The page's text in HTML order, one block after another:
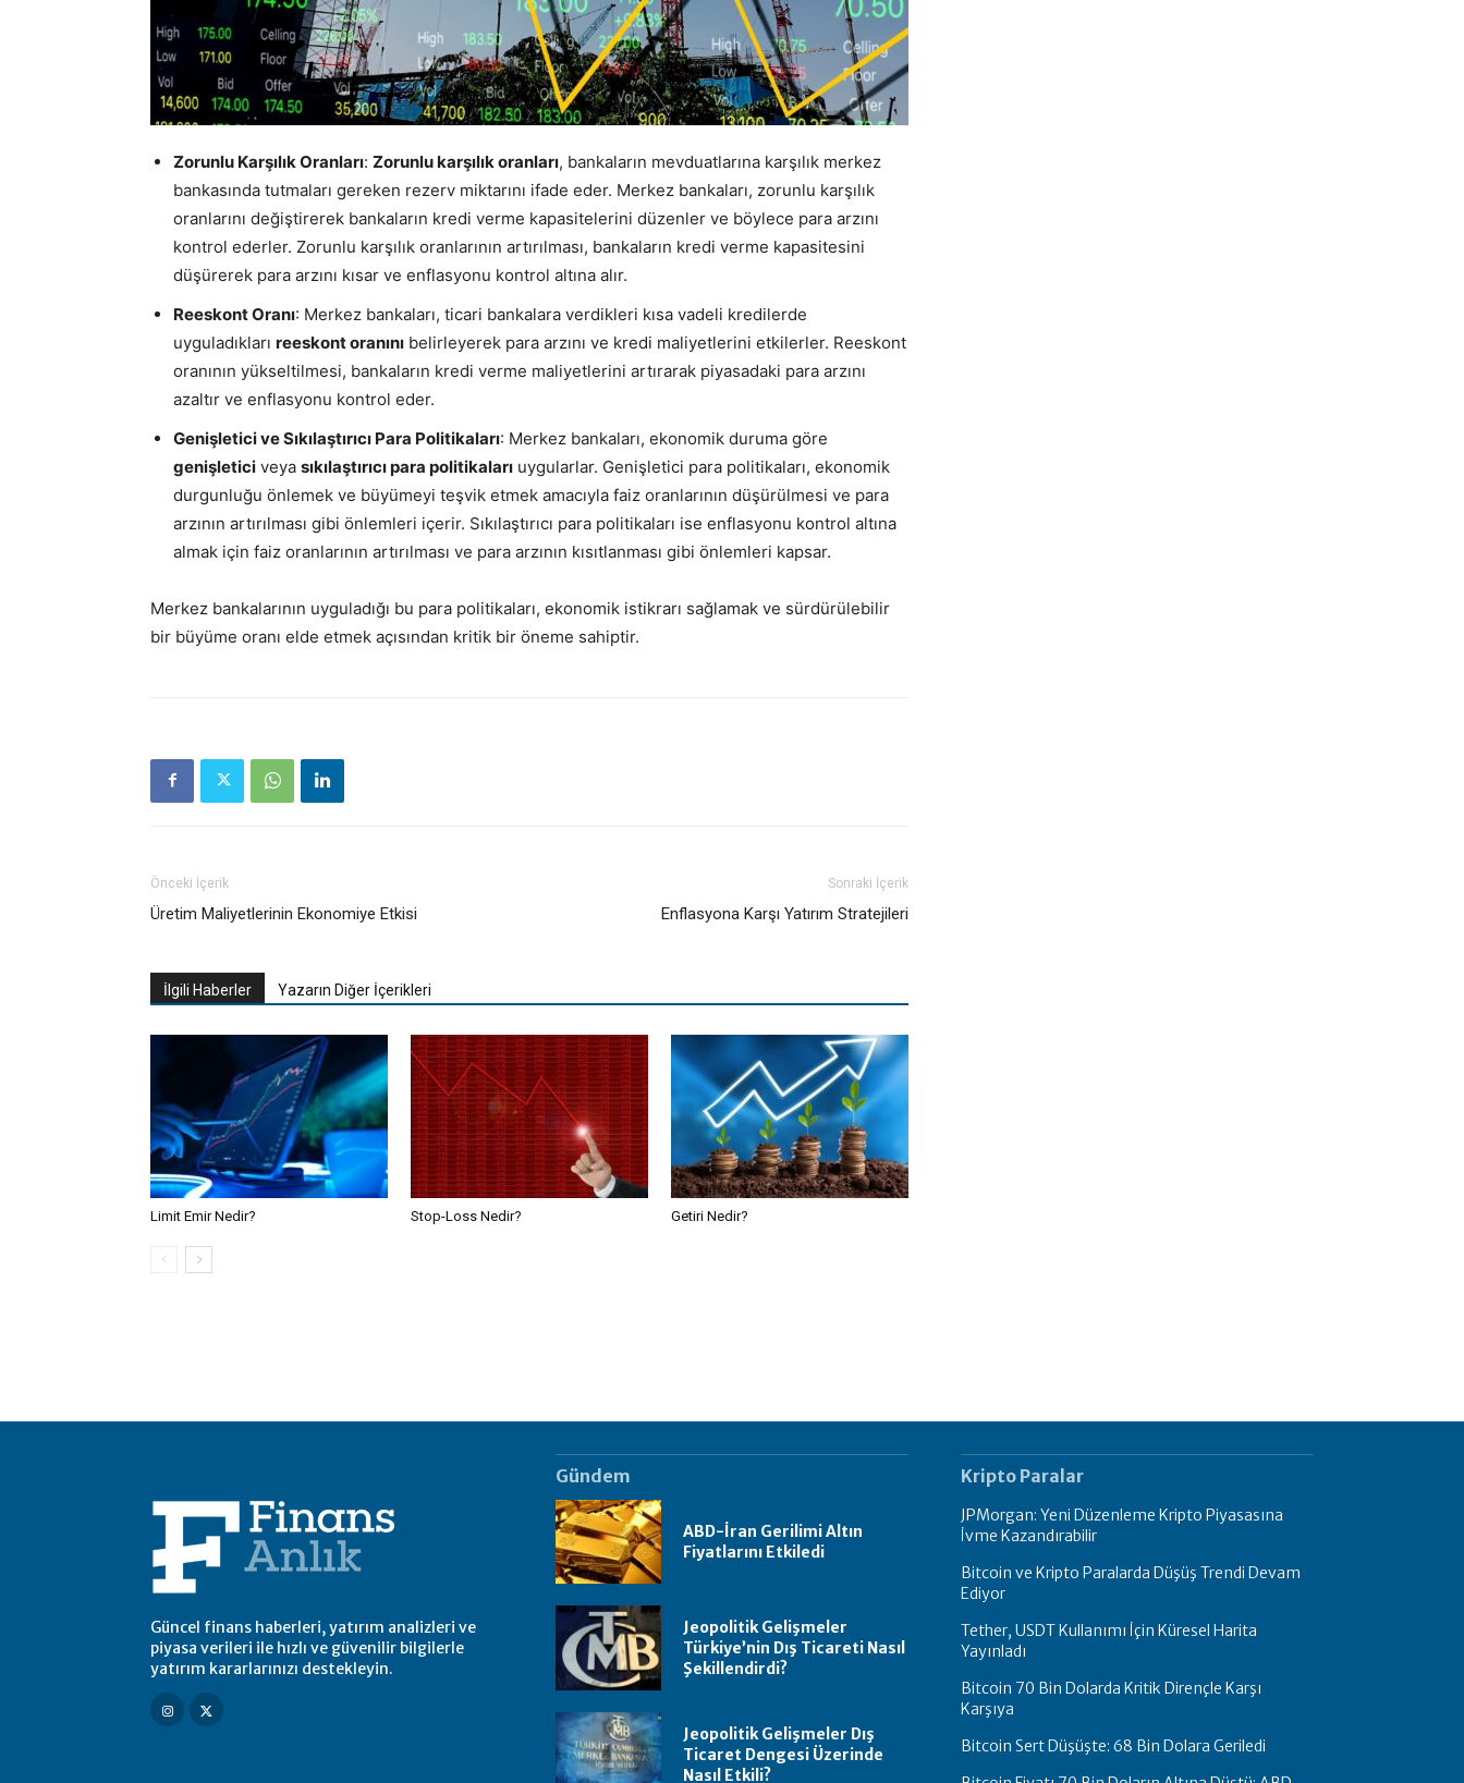
Zorunlu Karşılık Oranları: Zorunlu karşılık oranları, bankaların mevduatlarına karşılık merkez
bankasında tutmaları gereken rezerv miktarını ifade eder. Merkez bankaları, zorunlu karşılık
oranlarını değiştirerek bankaların kredi verme kapasitelerini düzenler ve böylece para arzını
kontrol ederler. Zorunlu karşılık oranlarının artırılması, bankaların kredi verme kapasitesini
düşürerek para arzını kısar ve enflasyonu kontrol altına alır.
Reeskont Oranı: Merkez bankaları, ticari bankalara verdikleri kısa vadeli kredilerde
uyguladıkları reeskont oranını belirleyerek para arzını ve kredi maliyetlerini etkilerler. Reeskont
oranının yükseltilmesi, bankaların kredi verme maliyetlerini artırarak piyasadaki para arzını
azaltır ve enflasyonu kontrol eder.
Genişletici ve Sıkılaştırıcı Para Politikaları: Merkez bankaları, ekonomik duruma göre
genişletici veya sıkılaştırıcı para politikaları uygularlar. Genişletici para politikaları, ekonomik
durgunluğu önlemek ve büyümeyi teşvik etmek amacıyla faiz oranlarının düşürülmesi ve para
arzının artırılması gibi önlemleri içerir. Sıkılaştırıcı para politikaları ise enflasyonu kontrol altına
almak için faiz oranlarının artırılması ve para arzının kısıtlanması gibi önlemleri kapsar.
Merkez bankalarının uyguladığı bu para politikaları, ekonomik istikrarı sağlamak ve sürdürülebilir
bir büyüme oranı elde etmek açısından kritik bir öneme sahiptir.
Önceki İçerik
Üretim Maliyetlerinin Ekonomiye Etkisi
Sonraki İçerik
Enflasyona Karşı Yatırım Stratejileri
İlgili Haberler Yazarın Diğer İçerikleri
Limit Emir Nedir? Stop-Loss Nedir? Getiri Nedir?
Güncel finans haberleri, yatırım analizleri ve
piyasa verileri ile hızlı ve güvenilir bilgilerle
yatırım kararlarınızı destekleyin.
Gündem
ABD-İran Gerilimi Altın
Fiyatlarını Etkiledi
Jeopolitik Gelişmeler
Türkiye’nin Dış Ticareti Nasıl
Şekillendirdi?
Jeopolitik Gelişmeler Dış
Ticaret Dengesi Üzerinde
Nasıl Etkili?
Kripto Paralar
JPMorgan: Yeni Düzenleme Kripto Piyasasına
İvme Kazandırabilir
Bitcoin ve Kripto Paralarda Düşüş Trendi Devam
Ediyor
Tether, USDT Kullanımı İçin Küresel Harita
Yayınladı
Bitcoin 70 Bin Dolarda Kritik Dirençle Karşı
Karşıya
Bitcoin Sert Düşüşte: 68 Bin Dolara Geriledi